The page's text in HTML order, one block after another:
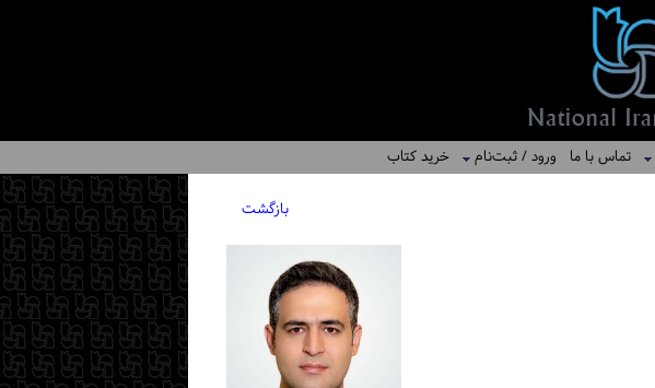
تماس با ما ورود / ثبت‌نام خرید کتاب
بازگشت